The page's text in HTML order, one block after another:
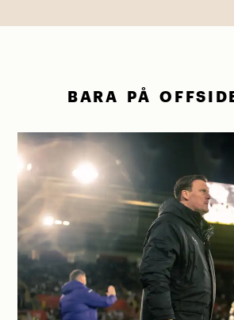
BARA PÅ